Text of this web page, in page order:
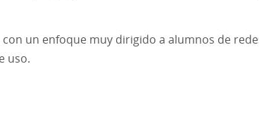
un enfoque muy dirigido a alumnos de
uso.